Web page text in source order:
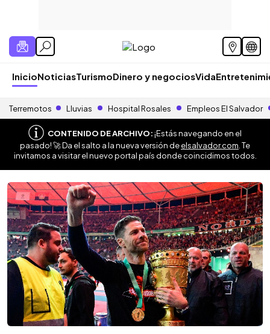
InicioNoticiasTurismoDinero y negociosVida
Terremotos Lluvias Hospital Rosales Empleos El Salvador
CONTENIDO DE ARCHIVO:¡Estás navegando en el
pasado! 🚀 Da el salto a la nueva versión deelsalvador.com . Te
invitamos a visitar el nuevo portal país donde coincidimos todos.